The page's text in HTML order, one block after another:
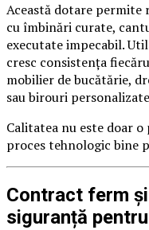
Această dotare permite
cu îmbinări curate,
executate impecabil.
cresc consistența
mobilier de bucătărie,
sau birouri
Calitatea nu este doar
proces tehnologic bine
Contract ferm
siguranță